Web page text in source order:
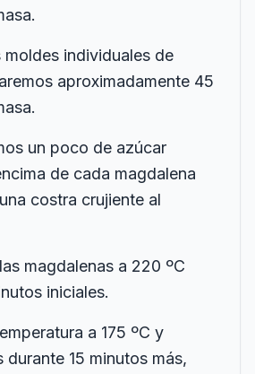
moldes individuales de
aproximadamente 45
un poco de azúcar
de cada magdalena
costra crujiente al
magdalenas a 220 ºC
iniciales.
a 175 ºC y
durante 15 minutos más,